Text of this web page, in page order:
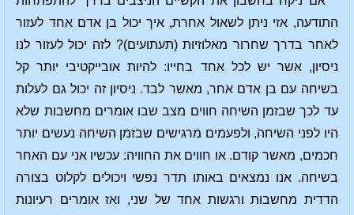
התודעה, אזי ניתן לשאול אחרת, איך יכול בן אדם אחד לעזור
לאחר בדרך שחרור מאלוזיות (תעתועים)? לזה יכול לעזור לנו
ניסיון, אשר יש לכל אחד בחייו: להיות אובייקטיבי יותר קל
בשיחה עם בן אדם אחר, מאשר לבד. ניסיון זה יכול גם לעלות
עד לכך שבזמן השיחה חווים מצב שבו אומרים מחשבות שלא
היו לפני השיחה, ולפעמים מרגישים שבזמן השיחה נעשים יותר
חכמים, מאשר קודם. או חווים את החוויה: עכשיו אני עם האחר
בשיחה. אנו נמצאים באותו תדר נפשי ויכולים לקלוט בצורה
הדדית מחשבות ורגשות אחד של שני, ואז אומרים רעיונות